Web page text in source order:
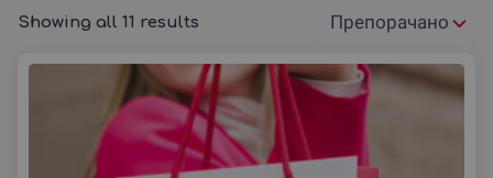
Без разлика дали сакате да уживате во природата
или да се осмелите на авантуристички активности,
можете да најдете активности како што се јахтинг,
водни спортови, и планинарење, кои се совршен
избор за сите љубители на активен туризам.
Подарете незаборавно искуство во Струга со
нашиот ваучер за авантура.
Showing all 11 results
Подреди
според: